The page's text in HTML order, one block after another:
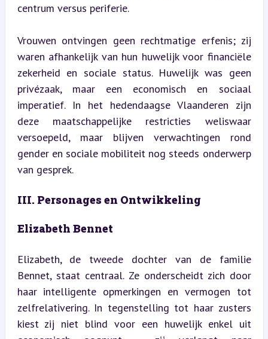
centrum versus periferie.
Vrouwen ontvingen geen rechtmatige erfenis; zij
waren afhankelijk van hun huwelijk voor financiële
zekerheid en sociale status. Huwelijk was geen
privézaak, maar een economisch en sociaal
imperatief. In het hedendaagse Vlaanderen zijn
deze maatschappelijke restricties weliswaar
versoepeld, maar blijven verwachtingen rond
gender en sociale mobiliteit nog steeds onderwerp
van gesprek.
III. Personages en Ontwikkeling
Elizabeth Bennet
Elizabeth, de tweede dochter van de familie
Bennet, staat centraal. Ze onderscheidt zich door
haar intelligente opmerkingen en vermogen tot
zelfrelativering. In tegenstelling tot haar zusters
kiest zij niet blind voor een huwelijk enkel uit